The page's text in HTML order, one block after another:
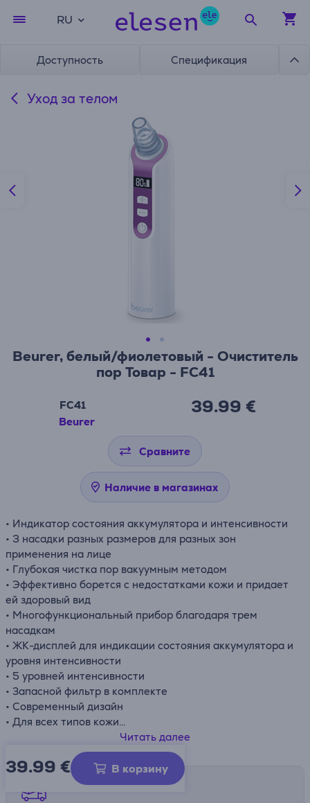
RU
Доступность Спецификация
Уход за телом
Beurer, белый/фиолетовый - Очиститель
пор Товар - FC41
FC41
Beurer
39.99 €
Сравните
Наличие в магазинах
• Индикатор состояния аккумулятора и интенсивности
• 3 насадки разных размеров для разных зон
применения на лице
• Глубокая чистка пор вакуумным методом
• Эффективно борется с недостатками кожи и придает
ей здоровый вид
• Многофункциональный прибор благодаря трем
насадкам
• ЖК-дисплей для индикации состояния аккумулятора и
уровня интенсивности
• 5 уровней интенсивности
• Запасной фильтр в комплекте
• Современный дизайн
• Для всех типов кожи
• Работа от аккумулятора – ок. 1,5 ч (на уровне
интенсивности 5)
Читать далее
39.99 € В корзину
Способы доставки